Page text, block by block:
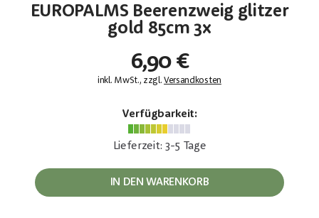
EUROPALMS Beerenzweig glitzer
gold 85cm 3x
6,90 €
inkl. MwSt., zzgl.Versandkosten
Verfügbarkeit:
Lieferzeit: 3-5 Tage
IN DEN WARENKORB